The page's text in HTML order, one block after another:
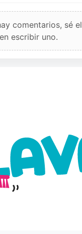
comentarios, sé el
escribir uno.